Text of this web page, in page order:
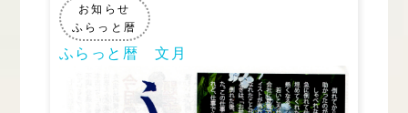
お知らせ
ふらっと暦
ふらっと暦 文月